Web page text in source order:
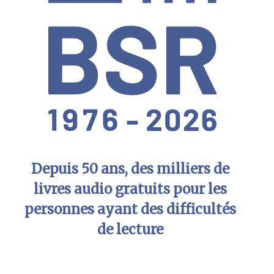
Depuis 50 ans, des milliers de
livres audio gratuits pour les
personnes ayant des difficultés
de lecture